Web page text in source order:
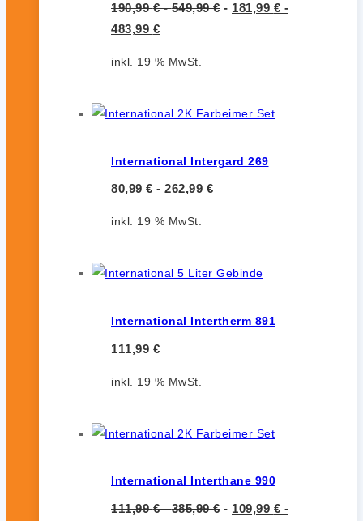
190,99€-549,99€- 181,99 € -
483,99 €
inkl. 19 % MwSt.
International Intergard 269
80,99 € - 262,99 €
inkl. 19 % MwSt.
International Intertherm 891
111,99 €
inkl. 19 % MwSt.
International Interthane 990
111,99€-385,99€- 109,99 € -